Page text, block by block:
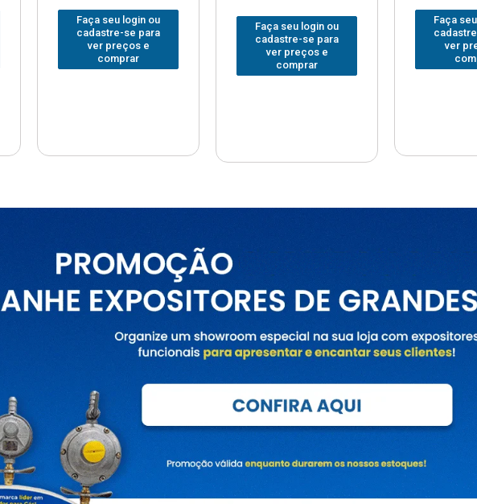
Faça seu login ou
cadastre-se para
ver preços e
comprar
Faça seu login ou
cadastre-se para
ver preços e
comprar
Faça
ver